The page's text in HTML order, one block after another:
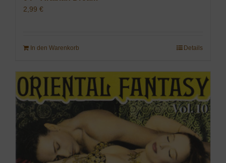
2,99 €
In den Warenkorb Details